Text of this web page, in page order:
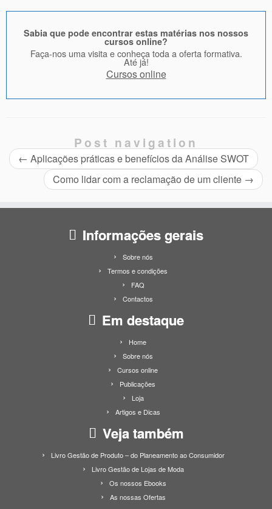
Sabia que pode encontrar estas matérias nos nossos
cursos online?
Faça-nos uma visita e conheça toda a oferta formativa.
Até já!
Cursos online
Post navigation
← Aplicações práticas e benefícios da Análise SWOT
Como lidar com a reclamação de um cliente →
Informações gerais
Sobre nós
Termos e condições
FAQ
Contactos
Em destaque
Home
Sobre nós
Cursos online
Publicações
Loja
Artigos e Dicas
Veja também
Livro Gestão de Produto – do Planeamento ao Consumidor
Livro Gestão de Lojas de Moda
Os nossos Ebooks
As nossas Ofertas